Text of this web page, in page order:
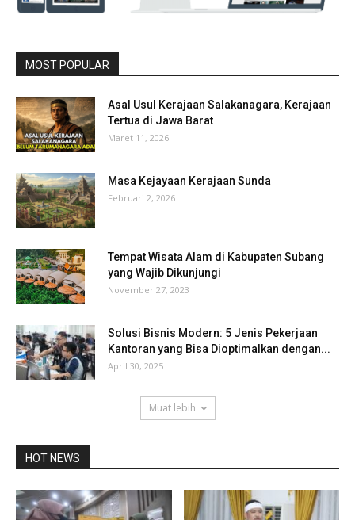
MOST POPULAR
Asal Usul Kerajaan Salakanagara, Kerajaan
Tertua di Jawa Barat
Maret 11, 2026
Masa Kejayaan Kerajaan Sunda
Februari 2, 2026
Tempat Wisata Alam di Kabupaten Subang
yang Wajib Dikunjungi
November 27, 2023
Solusi Bisnis Modern: 5 Jenis Pekerjaan
Kantoran yang Bisa Dioptimalkan dengan...
April 30, 2025
Muat lebih
HOT NEWS